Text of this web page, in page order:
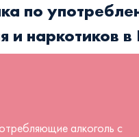
по
и наркотиков
алкоголь с